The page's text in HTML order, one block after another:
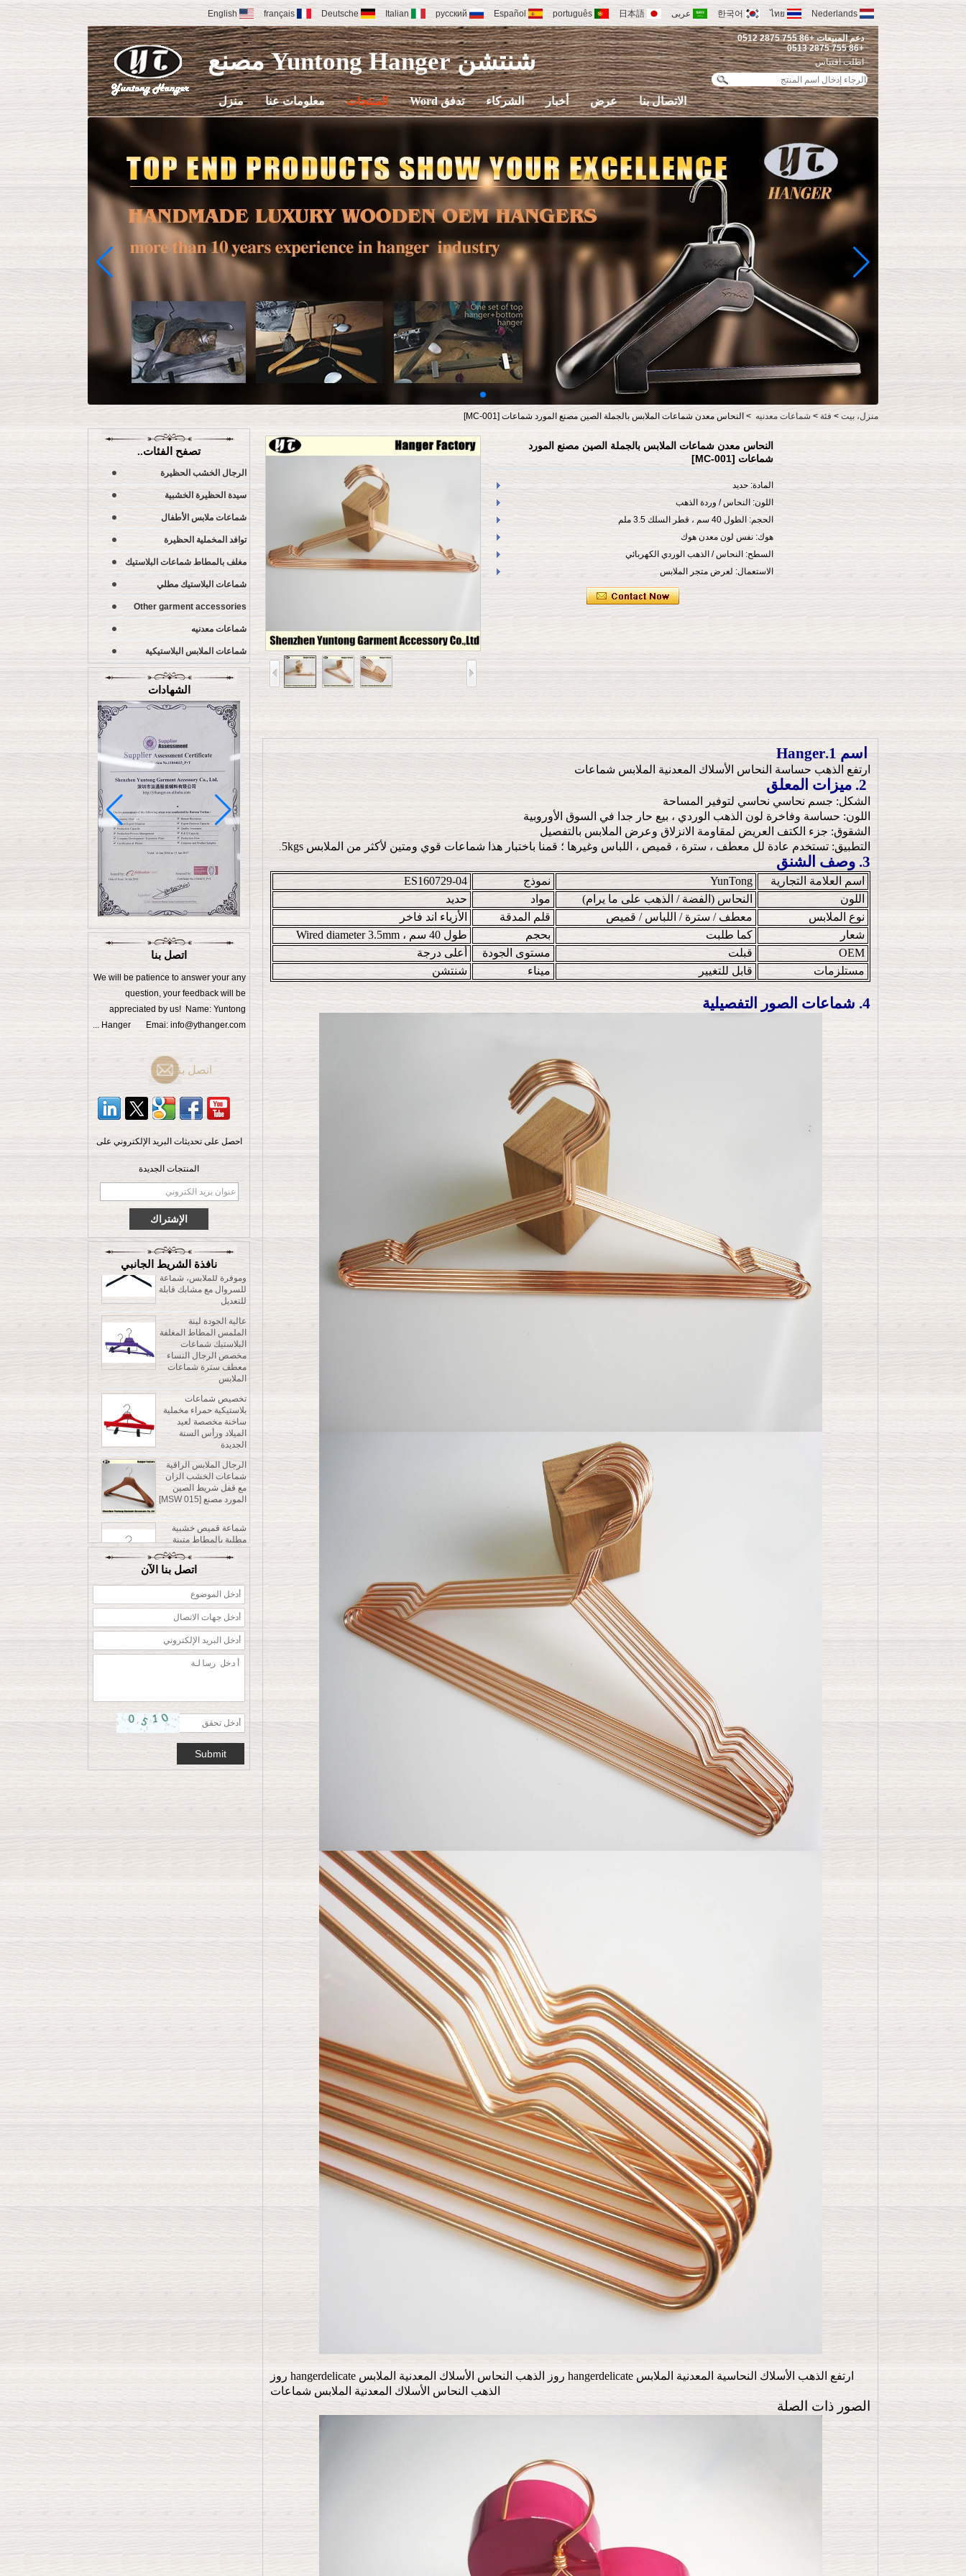
English français Deutsche Italian русский Español português 日本語 عربى 한국어 ไทย Nederlands
شنتشن Yuntong Hanger مصنع
دعم المبيعات +86 755 2875 0512
+86 755 2875 0513
اطلب اقتباس
منزل معلومات عنا المنتجات تدفق Word الشركاء أخبار عرض الاتصال بنا
منزل، بيت > فئة > شماعات معدنيه > النحاس معدن شماعات الملابس بالجملة الصين مصنع المورد شماعات [MC-001]
تصفح الفئات..
الرجال الخشب الحظيرة
سيدة الحظيرة الخشبية
شماعات ملابس الأطفال
توافد المخملية الحظيرة
مغلف بالمطاط شماعات البلاستيك
شماعات البلاستيك مطلي
Other garment accessories
شماعات معدنيه
شماعات الملابس البلاستيكية
الشهادات
اتصل بنا
We will be patience to answer your any
question, your feedback will be
appreciated by us! Name: Yuntong
Hanger Emai: info@ythanger.com ...
اتصل بنا
احصل على تحديثات البريد الإلكتروني على
المنتجات الجديدة
نافذة الشريط الجانبي
الرجال الملابس الراقية
شماعات الخشب الزان
مع قفل شريط الصين
المورد مصنع [MSW 015]
شماعة قميص خشبية
مطلية بالمطاط متينة
وموفرة للملابس، شماعة
للسروال مع مشابك قابلة
عالية الجودة لينة
الملمس المطاط المغلفة
البلاستيك شماعات
مخصص الرجال النساء
معطف سترة شماعات
الملابس
تخصيص شماعات
بلاستيكية حمراء مخملية
ساخنة مخصصة لعيد
الميلاد ورأس السنة
الجديدة
الرجال الملابس الراقية
شماعات الخشب الزان
مع قفل شريط الصين
المورد مصنع [MSW 015]
شماعة قميص خشبية
وموفرة للملابس، شماعة
للسروال مع مشابك قابلة
للتعديل
عالية الجودة لينة
الملمس المطاط المغلفة
البلاستيك شماعات
مخصص الرجال النساء
معطف سترة شماعات
الملابس
تخصيص شماعات
بلاستيكية حمراء مخملية
ساخنة مخصصة لعيد
اتصل بنا الآن
النحاس معدن شماعات الملابس بالجملة الصين مصنع المورد
شماعات [MC-001]
المادة: حديد
اللون: النحاس / وردة الذهب
الحجم: الطول 40 سم ، قطر السلك 3.5 ملم
هوك: نفس لون معدن هوك
السطح: النحاس / الذهب الوردي الكهربائي
الاستعمال: لعرض متجر الملابس
اسم 1.Hanger
ارتفع الذهب حساسة النحاس الأسلاك المعدنية الملابس شماعات
الشكل: جسم نحاسي نحاسي لتوفير المساحة
اللون: حساسة وفاخرة لون الذهب الوردي ، بيع حار جدا في السوق الأوروبية
الشقوق: جزء الكتف العريض لمقاومة الانزلاق وعرض الملابس بالتفصيل
التطبيق: تستخدم عادة لل معطف ، سترة ، قميص ، اللباس وغيرها ؛ قمنا باختبار هذا شماعات قوي ومتين لأكثر من الملابس 5kgs
.
3. وصف الشنق
اسم العلامة التجارية نموذج
اللون
النحاس (الفضة / الذهب على ما يرام) مواد
حديد
نوع الملابس
معطف / ​​سترة / اللباس / قميص قلم المدقة
الأزياء اند فاخر
شعار
كما طلبت بحجم
طول 40 سم ، Wired diameter 3.5mm
قبلت مستوى الجودة
أعلى درجة
مستلزمات
قابل للتغيير ميناء شنتشن
4. شماعات الصور التفصيلية
ارتفع الذهب الأسلاك النحاسية المعدنية الملابس hangerdelicate روز الذهب النحاس الأسلاك المعدنية الملابس hangerdelicate روز
الذهب النحاس الأسلاك المعدنية الملابس شماعات
الصور ذات الصلة